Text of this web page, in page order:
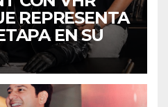
REPRESENTA
EN SU